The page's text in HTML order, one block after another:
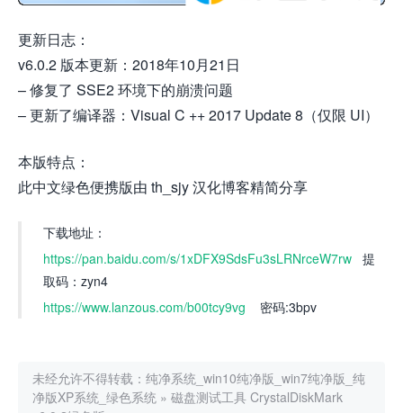
更新日志：
v6.0.2 版本更新：2018年10月21日
– 修复了 SSE2 环境下的崩溃问题
– 更新了编译器：Visual C ++ 2017 Update 8（仅限 UI）
本版特点：
此中文绿色便携版由 th_sjy 汉化博客精简分享
下载地址：
https://pan.baidu.com/s/1xDFX9SdsFu3sLRNrceW7rw 提
取码：zyn4
https://www.lanzous.com/b00tcy9vg 密码:3bpv
未经允许不得转载： 纯净系统_win10纯净版_win7纯净版_纯
净版XP系统_绿色系统 » 磁盘测试工具 CrystalDiskMark